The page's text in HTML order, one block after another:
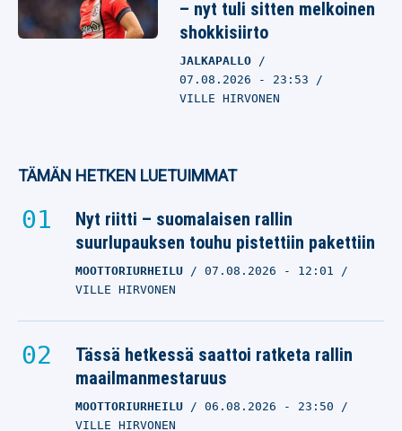
– nyt tuli sitten melkoinen
shokkisiirto
JALKAPALLO
07.08.2026 - 23:53
VILLE HIRVONEN
TÄMÄN HETKEN LUETUIMMAT
Nyt riitti – suomalaisen rallin
suurlupauksen touhu pistettiin pakettiin
MOOTTORIURHEILU 07.08.2026 - 12:01
VILLE HIRVONEN
Tässä hetkessä saattoi ratketa rallin
maailmanmestaruus
MOOTTORIURHEILU 06.08.2026 - 23:50
VILLE HIRVONEN